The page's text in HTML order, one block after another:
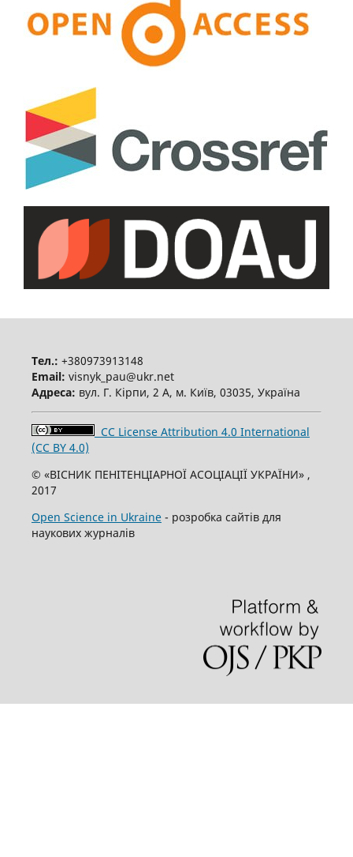
Тел.: +380973913148
Email: visnyk_pau@ukr.net
Адреса: вул. Г. Кірпи, 2 А, м. Київ, 03035, Україна
CC License Attribution 4.0 International
(CC BY 4.0)
© «ВІСНИК ПЕНІТЕНЦІАРНОЇ АСОЦІАЦІЇ УКРАЇНИ» ,
2017
Open Science in Ukraine- розробка сайтів для
наукових журналів